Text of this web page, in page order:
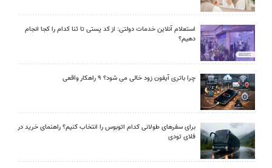
استعلام آنلاین خدمات دولتی: از کد پستی تا ثنا کدام را کجا انجام
دهیم؟
چرا باتری آیفون زود خالی می شود؟ ۹ راهکار واقعی
برای سفرهای طولانی کدام اتوبوس را انتخاب کنیم؟ راهنمای خرید در
فلای تودی